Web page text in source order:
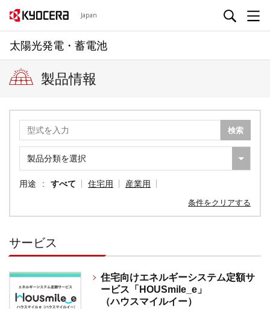
Japan
太陽光発電・蓄電池
製品情報
用途 すべて 住宅用 産業用
条件をクリアする
サービス
住宅向けエネルギーシステム定額サ
ービス「HOUSmile_e」
（ハウスマイルイー）